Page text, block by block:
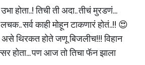
होता..! तिची ती अदा.. तीचं मुरडणं...
सर्व काही मोहून टाकणारं होतं..!! 😍
असे थिरकत होते जणू बिजलीच!!! विहान
होता... पण आज तो तिचा फॅन झाला